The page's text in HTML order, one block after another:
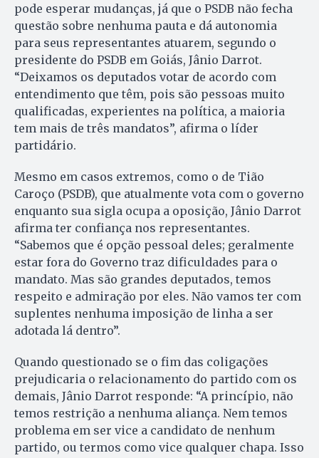
pode esperar mudanças, já que o PSDB não fecha
questão sobre nenhuma pauta e dá autonomia
para seus representantes atuarem, segundo o
presidente do PSDB em Goiás, Jânio Darrot.
“Deixamos os deputados votar de acordo com
entendimento que têm, pois são pessoas muito
qualificadas, experientes na política, a maioria
tem mais de três mandatos”, afirma o líder
partidário.
Mesmo em casos extremos, como o de Tião
Caroço (PSDB), que atualmente vota com o governo
enquanto sua sigla ocupa a oposição, Jânio Darrot
afirma ter confiança nos representantes.
“Sabemos que é opção pessoal deles; geralmente
estar fora do Governo traz dificuldades para o
mandato. Mas são grandes deputados, temos
respeito e admiração por eles. Não vamos ter com
suplentes nenhuma imposição de linha a ser
adotada lá dentro”.
Quando questionado se o fim das coligações
prejudicaria o relacionamento do partido com os
demais, Jânio Darrot responde: “A princípio, não
temos restrição a nenhuma aliança. Nem temos
problema em ser vice a candidato de nenhum
partido, ou termos como vice qualquer chapa. Isso